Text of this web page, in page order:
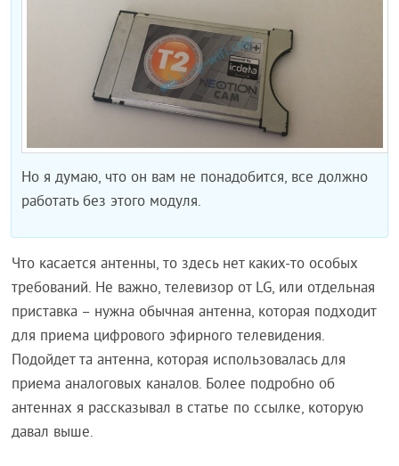
Но я думаю, что он вам не понадобится, все должно
работать без этого модуля.
Что касается антенны, то здесь нет каких-то особых
требований. Не важно, телевизор от LG, или отдельная
приставка – нужна обычная антенна, которая подходит
для приема цифрового эфирного телевидения.
Подойдет та антенна, которая использовалась для
приема аналоговых каналов. Более подробно об
антеннах я рассказывал в статье по ссылке, которую
давал выше.